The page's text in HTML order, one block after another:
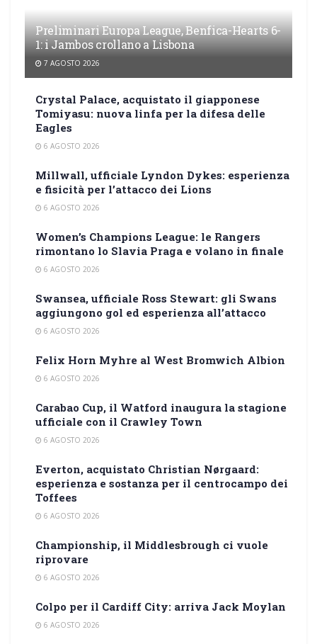
Preliminari Europa League, Benfica-Hearts 6-
1: i Jambos crollano a Lisbona
7 AGOSTO 2026
Crystal Palace, acquistato il giapponese
Tomiyasu: nuova linfa per la difesa delle
Eagles
6 AGOSTO 2026
Millwall, ufficiale Lyndon Dykes: esperienza
e fisicità per l’attacco dei Lions
6 AGOSTO 2026
Women’s Champions League: le Rangers
rimontano lo Slavia Praga e volano in finale
6 AGOSTO 2026
Swansea, ufficiale Ross Stewart: gli Swans
aggiungono gol ed esperienza all’attacco
6 AGOSTO 2026
Felix Horn Myhre al West Bromwich Albion
6 AGOSTO 2026
Carabao Cup, il Watford inaugura la stagione
ufficiale con il Crawley Town
6 AGOSTO 2026
Everton, acquistato Christian Nørgaard:
esperienza e sostanza per il centrocampo dei
Toffees
6 AGOSTO 2026
Championship, il Middlesbrough ci vuole
riprovare
6 AGOSTO 2026
Colpo per il Cardiff City: arriva Jack Moylan
6 AGOSTO 2026